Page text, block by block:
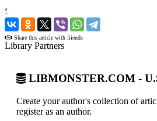
‹
›
Share this article with friends
Library Partners
LIBMONSTER.COM -
Create your author's collection of
register as an author.